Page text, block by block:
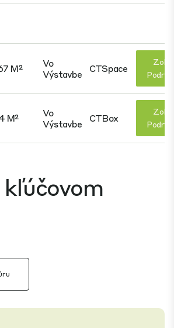
M²
Vo
Výstavbe
CTSpace
M²
Vo
Výstavbe
CTBox
kľúčovom